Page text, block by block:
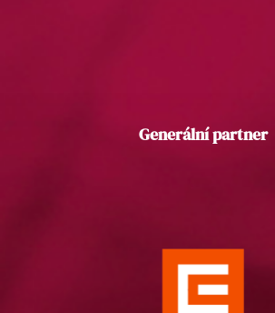
Generální partner